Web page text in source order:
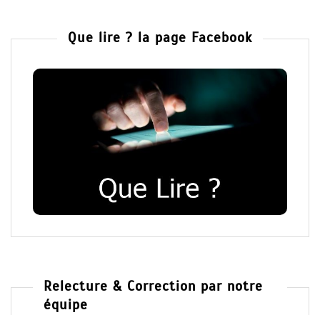
Que lire ? la page Facebook
Relecture & Correction par notre
équipe